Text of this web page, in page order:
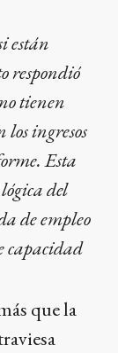
están
respondió
tienen
ingresos
Esta
del
de empleo
capacidad
que la